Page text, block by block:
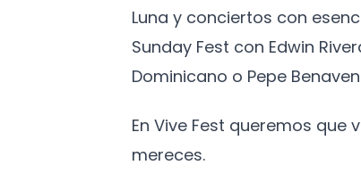
Luna y conciertos con
Sunday Fest con Edwin
Dominicano o Pepe
En Vive Fest queremos que
mereces.